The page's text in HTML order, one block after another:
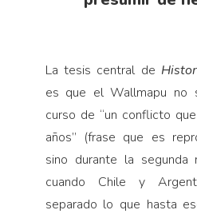
La tesis central de
es que el Wallmapu no
curso de “un conflicto
años” (frase que es
sino durante la segunda
cuando Chile y
separado lo que hasta